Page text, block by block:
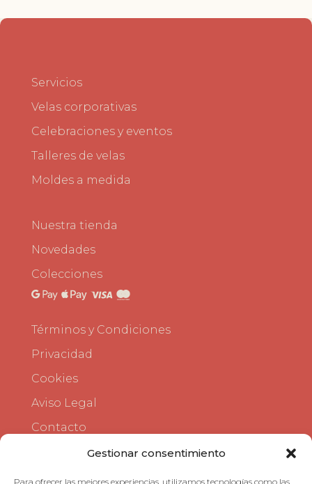
Gestionar consentimiento
Para ofrecer las mejores experiencias, utilizamos tecnologías como las
Servicios
Velas corporativas
Celebraciones y eventos
Talleres de velas
Moldes a medida
Nuestra tienda
Novedades
Colecciones
Términos y Condiciones
Privacidad
Cookies
Aviso Legal
Contacto